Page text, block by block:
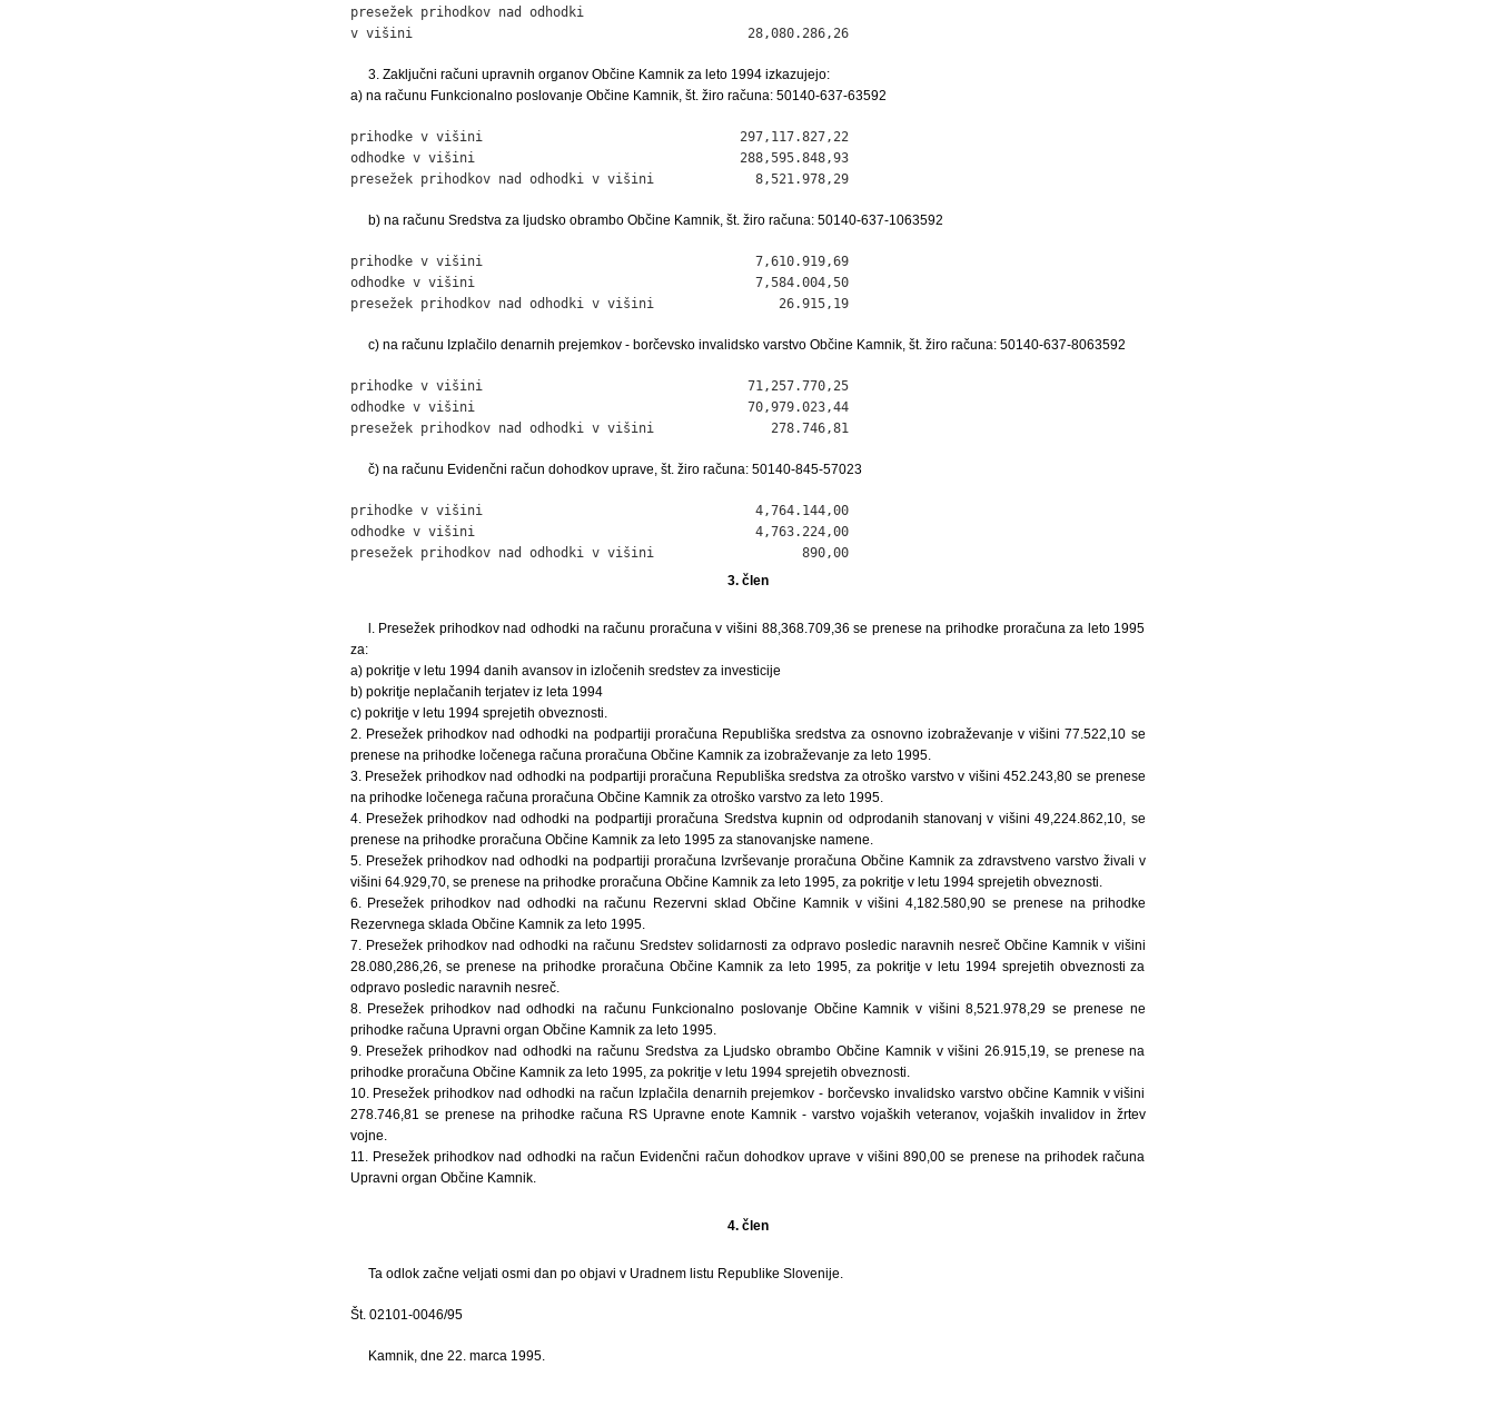
presežek prihodkov nad odhodki
v višini                                           28,080.286,26
3. Zaključni računi upravnih organov Občine Kamnik za leto 1994 izkazujejo:
a) na računu Funkcionalno poslovanje Občine Kamnik, št. žiro računa: 50140-637-63592
prihodke v višini                                 297,117.827,22
odhodke v višini                                  288,595.848,93
presežek prihodkov nad odhodki v višini             8,521.978,29
b) na računu Sredstva za ljudsko obrambo Občine Kamnik, št. žiro računa: 50140-637-1063592
prihodke v višini                                   7,610.919,69
odhodke v višini                                    7,584.004,50
presežek prihodkov nad odhodki v višini                26.915,19
c) na računu Izplačilo denarnih prejemkov - borčevsko invalidsko varstvo Občine Kamnik, št. žiro računa: 50140-637-8063592
prihodke v višini                                  71,257.770,25
odhodke v višini                                   70,979.023,44
presežek prihodkov nad odhodki v višini               278.746,81
č) na računu Evidenčni račun dohodkov uprave, št. žiro računa: 50140-845-57023
prihodke v višini                                   4,764.144,00
odhodke v višini                                    4,763.224,00
presežek prihodkov nad odhodki v višini                   890,00
3. člen
l. Presežek prihodkov nad odhodki na računu proračuna v višini 88,368.709,36 se prenese na prihodke proračuna za leto 1995
za:
a) pokritje v letu 1994 danih avansov in izločenih sredstev za investicije
b) pokritje neplačanih terjatev iz leta 1994
c) pokritje v letu 1994 sprejetih obveznosti.
2. Presežek prihodkov nad odhodki na podpartiji proračuna Republiška sredstva za osnovno izobraževanje v višini 77.522,10 se
prenese na prihodke ločenega računa proračuna Občine Kamnik za izobraževanje za leto 1995.
3. Presežek prihodkov nad odhodki na podpartiji proračuna Republiška sredstva za otroško varstvo v višini 452.243,80 se prenese
na prihodke ločenega računa proračuna Občine Kamnik za otroško varstvo za leto 1995.
4. Presežek prihodkov nad odhodki na podpartiji proračuna Sredstva kupnin od odprodanih stanovanj v višini 49,224.862,10, se
prenese na prihodke proračuna Občine Kamnik za leto 1995 za stanovanjske namene.
5. Presežek prihodkov nad odhodki na podpartiji proračuna Izvrševanje proračuna Občine Kamnik za zdravstveno varstvo živali v
višini 64.929,70, se prenese na prihodke proračuna Občine Kamnik za leto 1995, za pokritje v letu 1994 sprejetih obveznosti.
6. Presežek prihodkov nad odhodki na računu Rezervni sklad Občine Kamnik v višini 4,182.580,90 se prenese na prihodke
Rezervnega sklada Občine Kamnik za leto 1995.
7. Presežek prihodkov nad odhodki na računu Sredstev solidarnosti za odpravo posledic naravnih nesreč Občine Kamnik v višini
28.080,286,26, se prenese na prihodke proračuna Občine Kamnik za leto 1995, za pokritje v letu 1994 sprejetih obveznosti za
odpravo posledic naravnih nesreč.
8. Presežek prihodkov nad odhodki na računu Funkcionalno poslovanje Občine Kamnik v višini 8,521.978,29 se prenese ne
prihodke računa Upravni organ Občine Kamnik za leto 1995.
9. Presežek prihodkov nad odhodki na računu Sredstva za Ljudsko obrambo Občine Kamnik v višini 26.915,19, se prenese na
prihodke proračuna Občine Kamnik za leto 1995, za pokritje v letu 1994 sprejetih obveznosti.
10. Presežek prihodkov nad odhodki na račun Izplačila denarnih prejemkov - borčevsko invalidsko varstvo občine Kamnik v višini
278.746,81 se prenese na prihodke računa RS Upravne enote Kamnik - varstvo vojaških veteranov, vojaških invalidov in žrtev
vojne.
11. Presežek prihodkov nad odhodki na račun Evidenčni račun dohodkov uprave v višini 890,00 se prenese na prihodek računa
Upravni organ Občine Kamnik.
4. člen
Ta odlok začne veljati osmi dan po objavi v Uradnem listu Republike Slovenije.
Št. 02101-0046/95
Kamnik, dne 22. marca 1995.